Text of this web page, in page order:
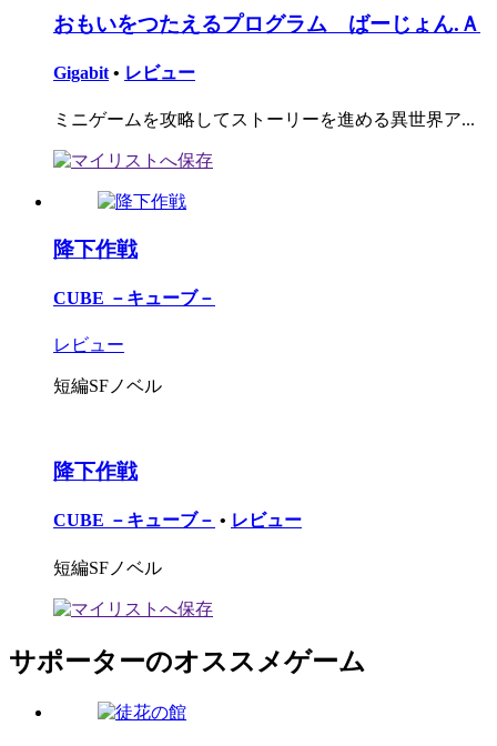
おもいをつたえるプログラム ばーじょん.Ａ
Gigabit • レビュー
ミニゲームを攻略してストーリーを進める異世界ア...
降下作戦
CUBE －キューブ－
レビュー
短編SFノベル
降下作戦
CUBE －キューブ－ • レビュー
短編SFノベル
サポーターのオススメゲーム